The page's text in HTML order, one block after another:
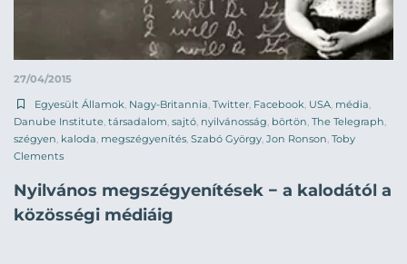
27/04/2015
Egyesült Államok, Nagy-Britannia, Twitter, Facebook, USA, média,
Danube Institute, társadalom, sajtó, nyilvánosság, börtön, The Telegraph,
szégyen, kaloda, megszégyenítés, Szabó György, Jon Ronson, Toby
Clements
Nyilvános megszégyenítések − a kalodától a
közösségi médiáig